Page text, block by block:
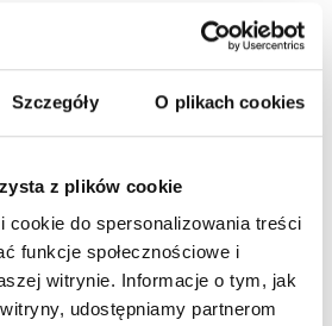
Szczegóły O plikach cookies
z plików cookie
cookie do spersonalizowania treści
funkcje społecznościowe i
witrynie. Informacje o tym, jak
udostępniamy partnerom